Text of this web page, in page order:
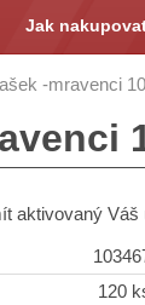
Jak
-mravenci
aktivovaný Váš
120